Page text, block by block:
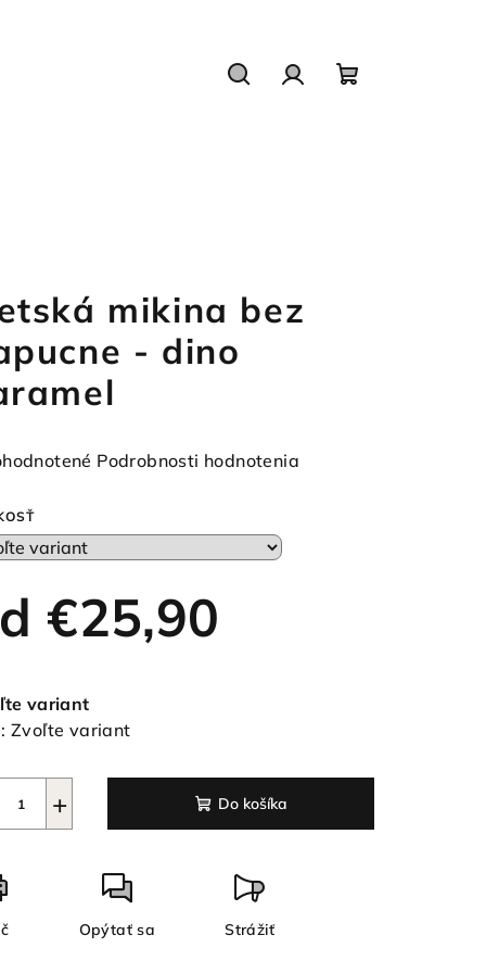
mikina bez
- dino
Podrobnosti hodnotenia
€25,90
variant
Zvoľte variant
+ Do košíka
Opýtať sa Strážiť